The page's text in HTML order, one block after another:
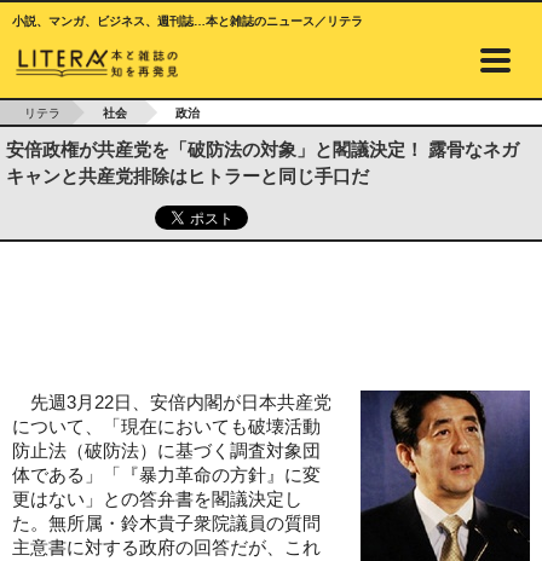
小説、マンガ、ビジネス、週刊誌…本と雑誌のニュース／リテラ
リテラ 社会 政治
安倍政権が共産党を「破防法の対象」と閣議決定！ 露骨なネガ
キャンと共産党排除はヒトラーと同じ手口だ
先週3月22日、安倍内閣が日本共産党
について、「現在においても破壊活動
防止法（破防法）に基づく調査対象団
体である」「『暴力革命の方針』に変
更はない」との答弁書を閣議決定し
た。無所属・鈴木貴子衆院議員の質問
主意書に対する政府の回答だが、これ